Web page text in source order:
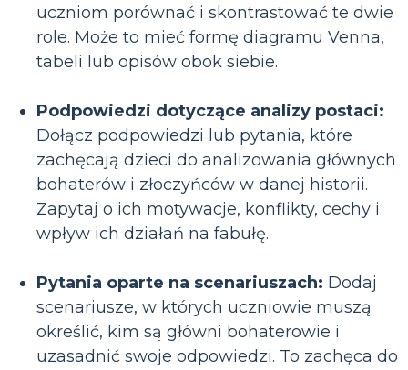
uczniom porównać i skontrastować te dwie
role. Może to mieć formę diagramu Venna,
tabeli lub opisów obok siebie.
Podpowiedzi dotyczące analizy postaci:
Dołącz podpowiedzi lub pytania, które
zachęcają dzieci do analizowania głównych
bohaterów i złoczyńców w danej historii.
Zapytaj o ich motywacje, konflikty, cechy i
wpływ ich działań na fabułę.
Pytania oparte na scenariuszach: Dodaj
scenariusze, w których uczniowie muszą
określić, kim są główni bohaterowie i
uzasadnić swoje odpowiedzi. To zachęca do